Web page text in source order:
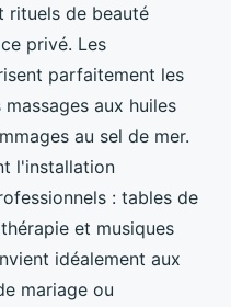
rituels de beauté
privé. Les
parfaitement les
aux huiles
au sel de mer.
l'installation
: tables de
et musiques
idéalement aux
mariage ou